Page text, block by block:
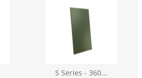
S Series - 360...